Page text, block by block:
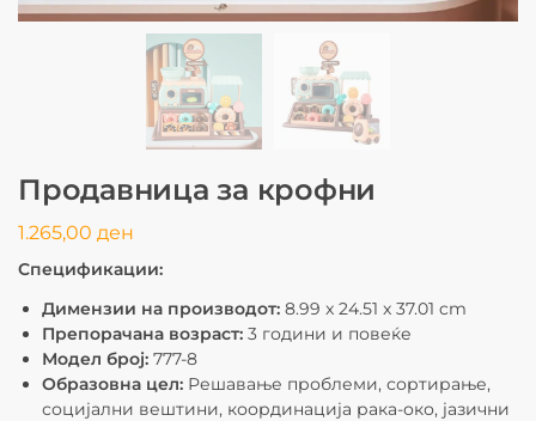
Продавница за крофни
1.265,00 ден
Спецификации:
Димензии на производот: ‎8.99 x 24.51 x 37.01 cm
Препорачана возраст: 3 години и повеќе
Модел број: ‎777-8
Образовна цел: Решавање проблеми, сортирање,
социјални вештини, координација рака-око, јазични